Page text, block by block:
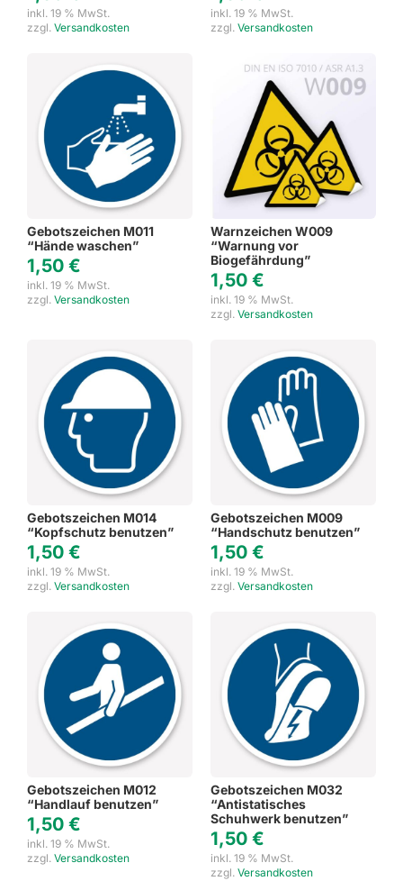
inkl. 19 % MwSt.
zzgl. Versandkosten
inkl. 19 % MwSt.
zzgl. Versandkosten
Gebotszeichen M011
“Hände waschen”
1,50 €
inkl. 19 % MwSt.
zzgl. Versandkosten
Warnzeichen W009
“Warnung vor
Biogefährdung”
1,50 €
inkl. 19 % MwSt.
zzgl. Versandkosten
Gebotszeichen M014
“Kopfschutz benutzen”
1,50 €
inkl. 19 % MwSt.
zzgl. Versandkosten
Gebotszeichen M009
“Handschutz benutzen”
1,50 €
inkl. 19 % MwSt.
zzgl. Versandkosten
Gebotszeichen M012
“Handlauf benutzen”
1,50 €
inkl. 19 % MwSt.
zzgl. Versandkosten
Gebotszeichen M032
“Antistatisches
Schuhwerk benutzen”
1,50 €
inkl. 19 % MwSt.
zzgl. Versandkosten